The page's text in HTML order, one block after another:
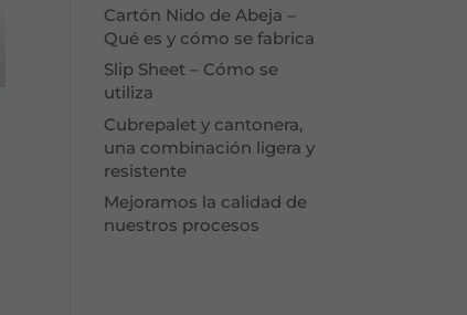
Cartón Nido de Abeja –
Qué es y cómo se fabrica
Slip Sheet – Cómo se
utiliza
Cubrepalet y cantonera,
una combinación ligera y
resistente
Mejoramos la calidad de
nuestros procesos